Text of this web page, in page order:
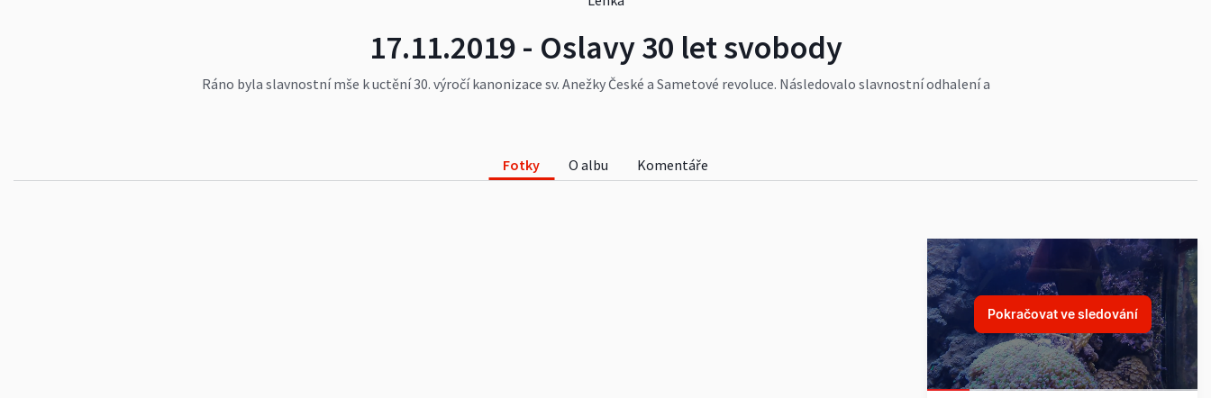
17.11.2019 - Oslavy 30 let svobody
Ráno byla slavnostní mše k uctění 30. výročí kanonizace sv. Anežky České a Sametové revoluce. Následovalo slavnostní odhalení a
starostka měla projev, zazněla hymna a vacenovické oslavy byly zakončeny ohňostrojem.
Fotky O albu Komentáře
Pokračovat ve sledování